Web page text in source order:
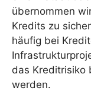
übernommen
Kredits zu
häufig bei
das Kreditrisiko
werden.